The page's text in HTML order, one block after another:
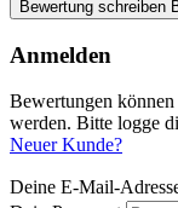
Bewertung schreiben
Anmelden
Bewertungen
werden. Bitte logge
Neuer Kunde?
Deine E-Mail-